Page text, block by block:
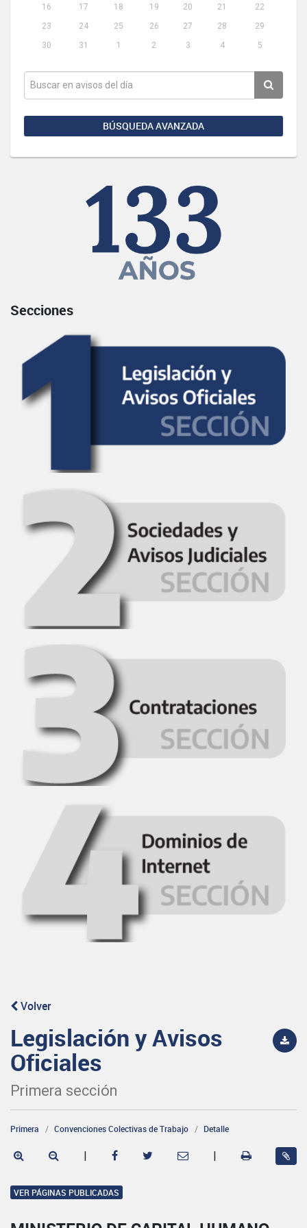
16
17 18 19 20 21
22
23
24 25 26 27 28
29
30
31 1 2 3 4 5
BÚSQUEDA AVANZADA
Secciones
Volver
Legislación y Avisos
Oficiales
Primera sección
Primera Convenciones Colectivas de Trabajo Detalle
| |
VER PÁGINAS PUBLICADAS